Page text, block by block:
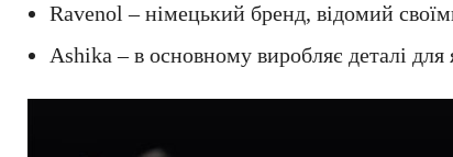
Ravenol – німецький бренд, відомий
Ashika – в основному виробляє деталі